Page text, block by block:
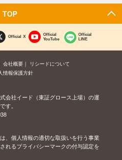
TOP
Official X
Official
YouTube
Official
LINE
会社概要
リシードについて
情報保護方針
会社イード（東証グロース上場）の運
す。
、個人情報の適切な取扱いを行う事業
れるプライバシーマークの付与認定を